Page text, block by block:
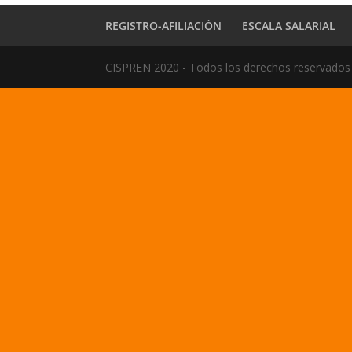
REGISTRO-AFILIACIÓN ESCALA SALARIAL
CISPREN 2020 - Todos los derechos reservados